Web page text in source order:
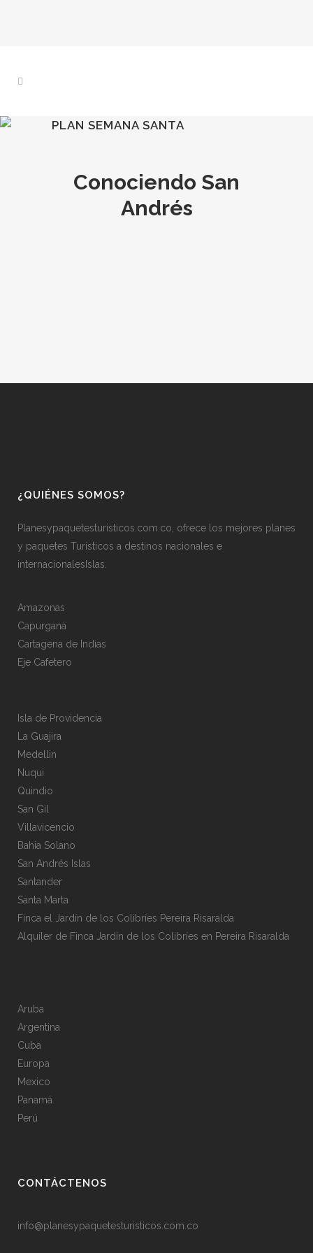
PLAN SEMANA SANTA
Conociendo San
Andrés
¿QUIÉNES SOMOS?
Planesypaquetesturisticos.com.co, ofrece los mejores planes
y paquetes Turísticos a destinos nacionales e
internacionalesIslas.
Amazonas
Capurganá
Cartagena de Indias
Eje Cafetero
Isla de Providencia
La Guajira
Medellin
Nuqui
Quindio
San Gil
Villavicencio
Bahia Solano
San Andrés Islas
Santander
Santa Marta
Finca el Jardín de los Colibríes Pereira Risaralda
Alquiler de Finca Jardín de los Colibríes en Pereira Risaralda
Aruba
Argentina
Cuba
Europa
Mexico
Panamá
Perú
CONTÁCTENOS
info@planesypaquetesturisticos.com.co